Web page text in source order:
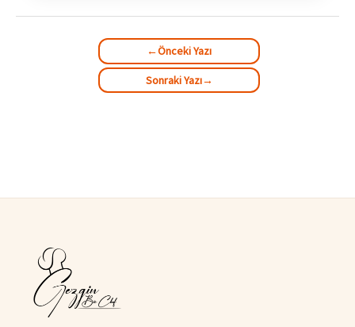
←Önceki Yazı
Sonraki Yazı→